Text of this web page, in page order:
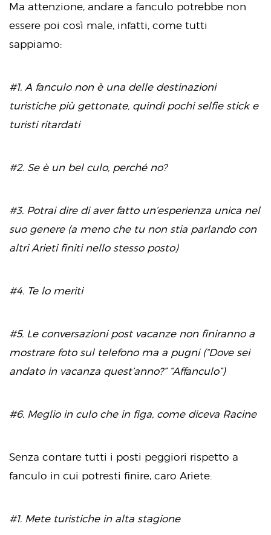
Ma attenzione, andare a fanculo potrebbe non
essere poi così male, infatti, come tutti
sappiamo:
#1. A fanculo non è una delle destinazioni
turistiche più gettonate, quindi pochi selfie stick e
turisti ritardati
#2. Se è un bel culo, perché no?
#3. Potrai dire di aver fatto un’esperienza unica nel
suo genere (a meno che tu non stia parlando con
altri Arieti finiti nello stesso posto)
#4. Te lo meriti
#5. Le conversazioni post vacanze non finiranno a
mostrare foto sul telefono ma a pugni (“Dove sei
andato in vacanza quest’anno?” “Affanculo”)
#6. Meglio in culo che in figa, come diceva Racine
Senza contare tutti i posti peggiori rispetto a
fanculo in cui potresti finire, caro Ariete:
#1. Mete turistiche in alta stagione